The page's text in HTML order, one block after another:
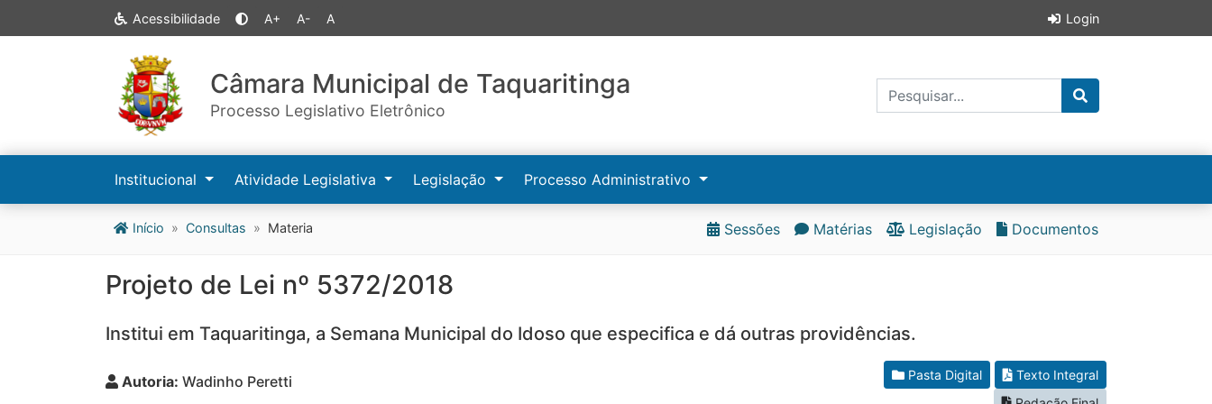
Acessibilidade A+ A- A Login
Câmara Municipal de Taquaritinga
Processo Legislativo Eletrônico
Institucional Atividade Legislativa Legislação Processo Administrativo
Início Consultas Materia Sessões Matérias Legislação Documentos
Projeto de Lei nº 5372/2018
Institui em Taquaritinga, a Semana Municipal do Idoso que especifica e dá outras providências.
Autoria: Wadinho Peretti Pasta Digital
Texto Integral